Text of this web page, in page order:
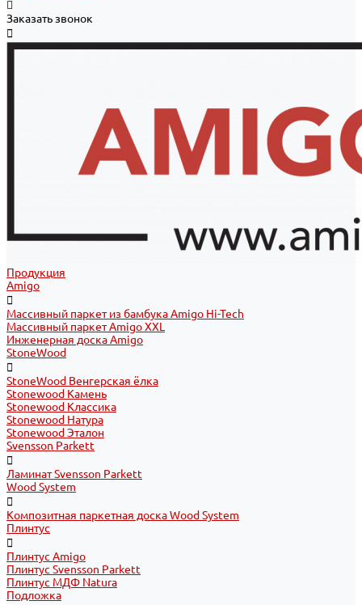
Заказать звонок
Продукция
Amigo
Массивный паркет из бамбука Amigo Hi-Tech
Массивный паркет Amigo XXL
Инженерная доска Amigo
StoneWood
StoneWood Венгерская ёлка
Stonewood Камень
Stonewood Классика
Stonewood Натура
Stonewood Эталон
Svensson Parkett
Ламинат Svensson Parkett
Wood System
Композитная паркетная доска Wood System
Плинтус
Плинтус Amigo
Плинтус Svensson Parkett
Плинтус МДФ Natura
Подложка